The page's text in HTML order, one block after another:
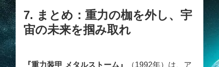
7. まとめ：重力の枷を外し、宇
宙の未来を掴み取れ
『重力装甲 メタルストーム』
（1992年）は、ア